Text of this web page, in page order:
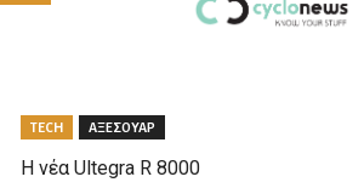
TECH ΑΞΕΣΟΥΑΡ
Η νέα Ultegra R 8000